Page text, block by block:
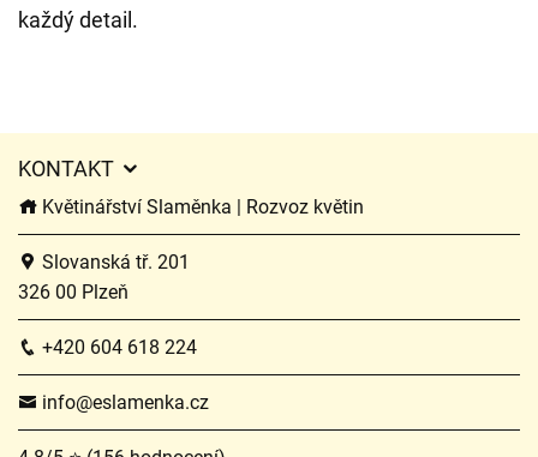
každý detail.
KONTAKT
Květinářství Slaměnka | Rozvoz květin
Slovanská tř. 201
326 00 Plzeň
+420 604 618 224
info@eslamenka.cz